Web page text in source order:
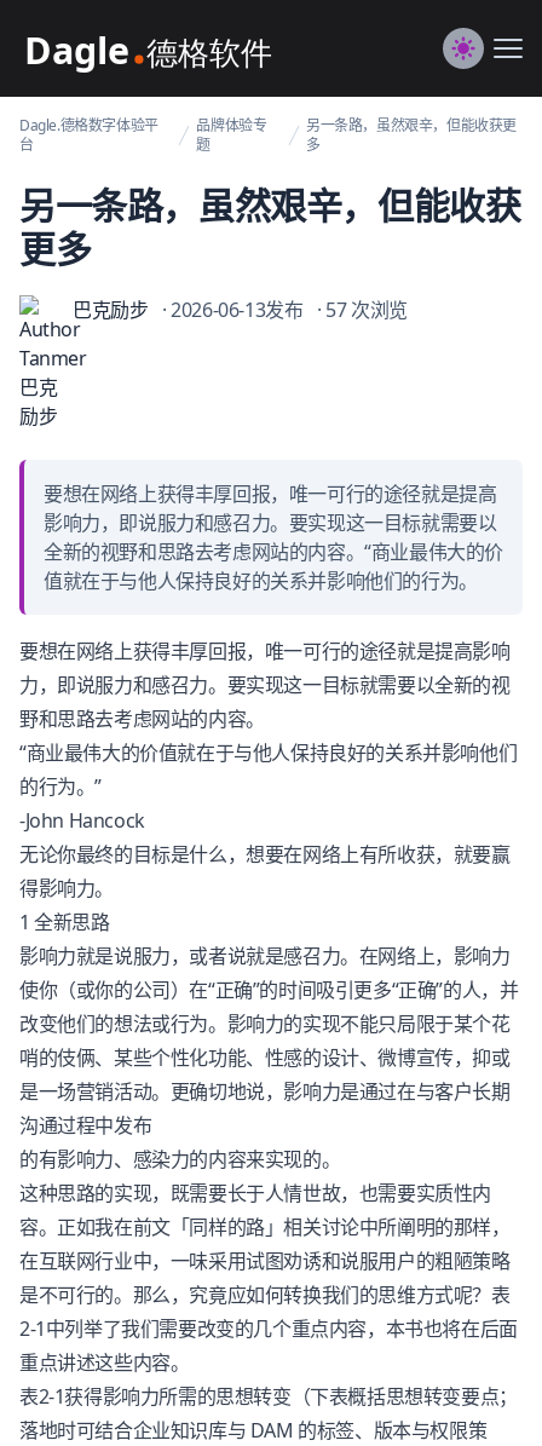
Dagle@数字体验管理
Switch
Dagle.德格数字体验平
台
品牌体验专
题
另一条路，虽然艰辛，但能收获更
多
另一条路，虽然艰辛，但能收获
更多
巴克励步 · 2026-06-13发布 · 57 次浏览
要想在网络上获得丰厚回报，唯一可行的途径就是提高
影响力，即说服力和感召力。要实现这一目标就需要以
全新的视野和思路去考虑网站的内容。“商业最伟大的价
值就在于与他人保持良好的关系并影响他们的行为。
要想在网络上获得丰厚回报，唯一可行的途径就是提高影响
力，即说服力和感召力。要实现这一目标就需要以全新的视
野和思路去考虑网站的内容。
“商业最伟大的价值就在于与他人保持良好的关系并影响他们
的行为。”
-John Hancock
无论你最终的目标是什么，想要在网络上有所收获，就要赢
得影响力。
1 全新思路
影响力就是说服力，或者说就是感召力。在网络上，影响力
使你（或你的公司）在“正确”的时间吸引更多“正确”的人，并
改变他们的想法或行为。影响力的实现不能只局限于某个花
哨的伎俩、某些个性化功能、性感的设计、微博宣传，抑或
是一场营销活动。更确切地说，影响力是通过在与客户长期
沟通过程中发布
的有影响力、感染力的内容来实现的。
这种思路的实现，既需要长于人情世故，也需要实质性内
容。正如我在前文「同样的路」相关讨论中所阐明的那样，
在互联网行业中，一味采用试图劝诱和说服用户的粗陋策略
是不可行的。那么，究竟应如何转换我们的思维方式呢？表
2-1中列举了我们需要改变的几个重点内容，本书也将在后面
重点讲述这些内容。
表2-1获得影响力所需的思想转变（下表概括思想转变要点；
落地时可结合企业知识库与 DAM 的标签、版本与权限策